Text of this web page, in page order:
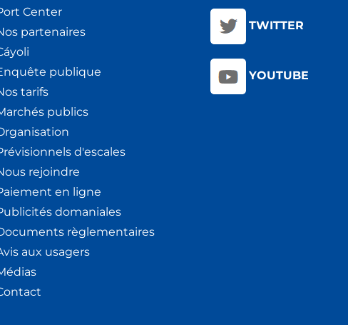
Center
partenaires
publique
tarifs
publics
d'escales
rejoindre
en ligne
domaniales
règlementaires
aux usagers
TWITTER
YOUTUBE